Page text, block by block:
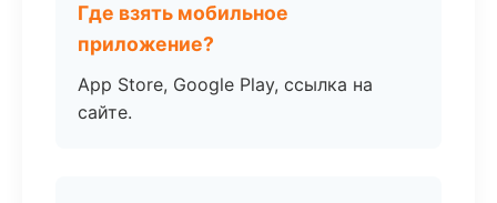
Где взять мобильное
приложение?
App Store, Google Play, ссылка на
сайте.